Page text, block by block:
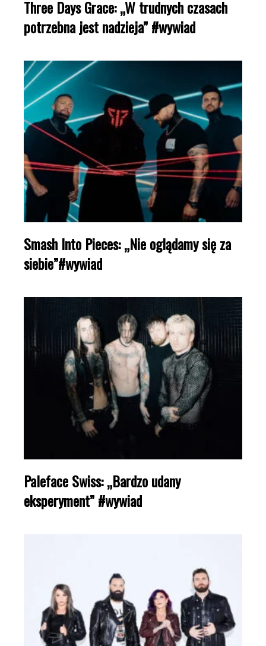
Three Days Grace: „W trudnych czasach
potrzebna jest nadzieja” #wywiad
Smash Into Pieces: „Nie oglądamy się za
siebie”#wywiad
Paleface Swiss: „Bardzo udany
eksperyment” #wywiad